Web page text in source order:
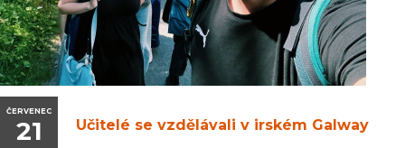
ČERVENEC
21 Učitelé se vzdělávali v irském Galway